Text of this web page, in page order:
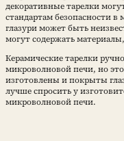
декоративные тарелки
стандартам безопасности
глазури может быть
могут содержать
Керамические тарелки
микроволновой печи, но
изготовлены и покрыты
лучше спросить у
микроволновой печи.